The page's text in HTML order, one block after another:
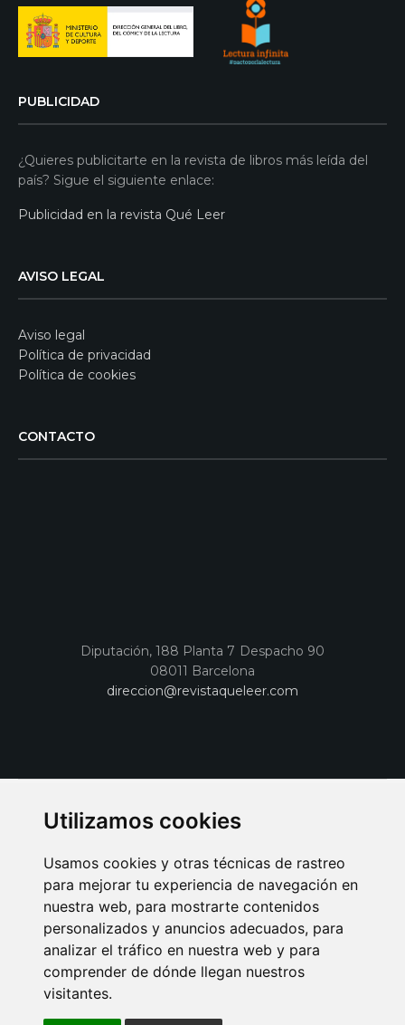
Utilizamos cookies
Usamos cookies y otras técnicas de rastreo
para mejorar tu experiencia de navegación en
nuestra web, para mostrarte contenidos
personalizados y anuncios adecuados, para
analizar el tráfico en nuestra web y para
comprender de dónde llegan nuestros
visitantes.
PUBLICIDAD
¿Quieres publicitarte en la revista de libros más leída del
país? Sigue el siguiente enlace:
Publicidad en la revista Qué Leer
AVISO LEGAL
Aviso legal
Política de privacidad
Política de cookies
CONTACTO
Diputación, 188 Planta 7 Despacho 90
08011 Barcelona
direccion@revistaqueleer.com
AVISO LEGAL POLITICA DE COOKIES
POLITICA DE PRIVACIDAD
PUBLICIDAD EN LA REVISTA QUÉ LEER
SORTEO-PREESTRENOS
SUSCRIPCIONES